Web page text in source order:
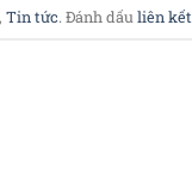
, Tin tức. Đánh dấu liên